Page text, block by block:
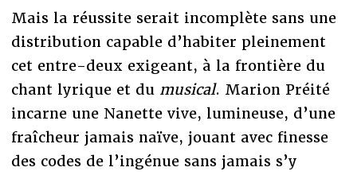
Mais la réussite serait incomplète sans une
distribution capable d’habiter pleinement
cet entre-deux exigeant, à la frontière du
chant lyrique et du musical. Marion Préité
incarne une Nanette vive, lumineuse, d’une
fraîcheur jamais naïve, jouant avec finesse
des codes de l’ingénue sans jamais s’y